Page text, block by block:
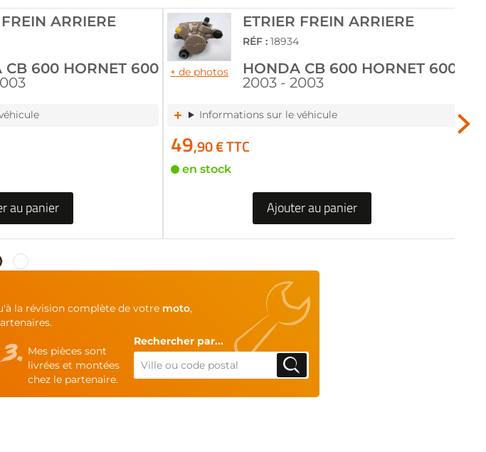
ARRIERE
CB 600 HORNET 600
au panier
+ de photos
ETRIER FREIN ARRIERE
RÉF : 18934
HONDA CB 600 HORNET 600
2003 - 2003
Informations sur le véhicule
49,90 € TTC
en stock
Ajouter au panier
la révision complète de votre moto,
Mes pièces sont
livrées et montées
chez le partenaire.
Rechercher par...